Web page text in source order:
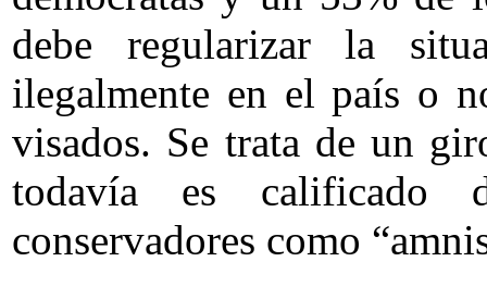
debe regularizar la
ilegalmente en el país o
visados. Se trata de un
todavía es calificado
conservadores como